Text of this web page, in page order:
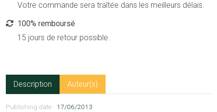
Votre commande sera traîtée dans les meilleurs délais.
100% remboursé
15 jours de retour possible.
Description Auteur(s)
Publishing date 17/06/2013